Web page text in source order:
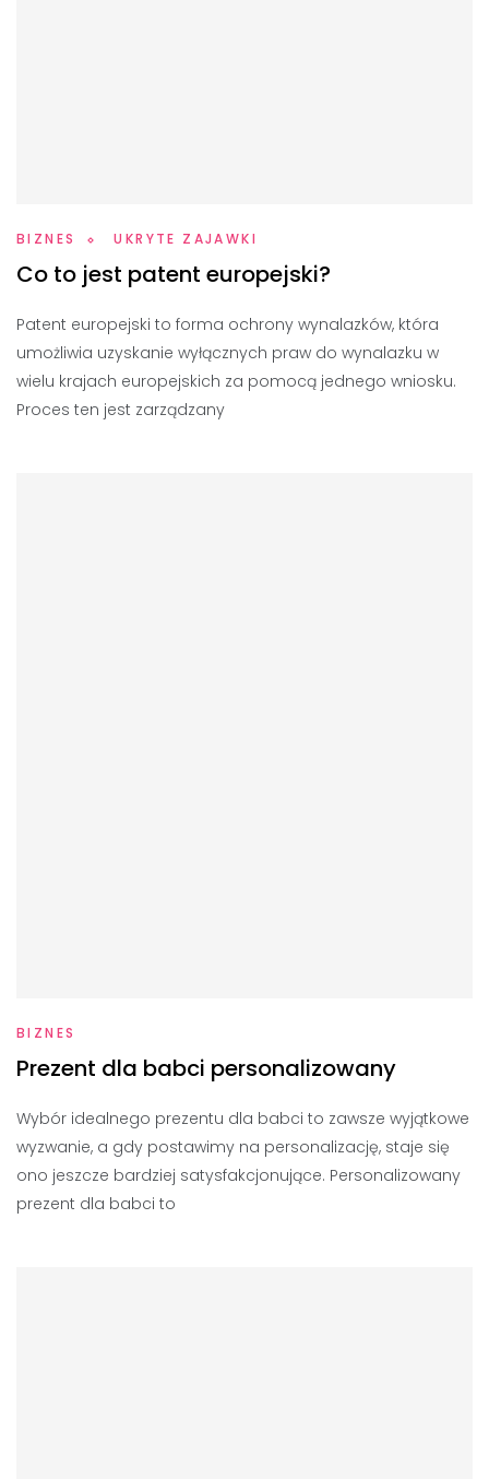
BIZNES UKRYTE ZAJAWKI
Co to jest patent europejski?
Patent europejski to forma ochrony wynalazków, która
umożliwia uzyskanie wyłącznych praw do wynalazku w
wielu krajach europejskich za pomocą jednego wniosku.
Proces ten jest zarządzany
BIZNES
Prezent dla babci personalizowany
Wybór idealnego prezentu dla babci to zawsze wyjątkowe
wyzwanie, a gdy postawimy na personalizację, staje się
ono jeszcze bardziej satysfakcjonujące. Personalizowany
prezent dla babci to